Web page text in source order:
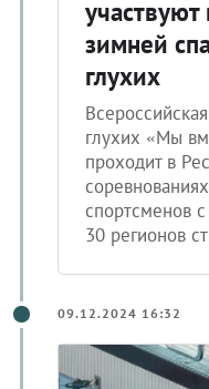
участвуют
зимней
глухих
глухих «Мы
проходит в
спортсменов
30 регионов ст
09.12.2024 16:32